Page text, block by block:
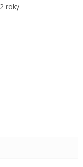
2 roky